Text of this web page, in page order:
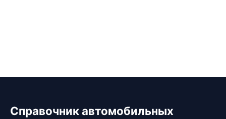
Справочник автомобильных